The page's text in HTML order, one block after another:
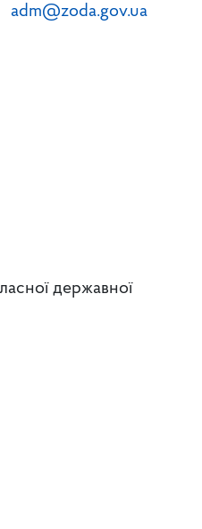
adm@zoda.gov.ua
державної